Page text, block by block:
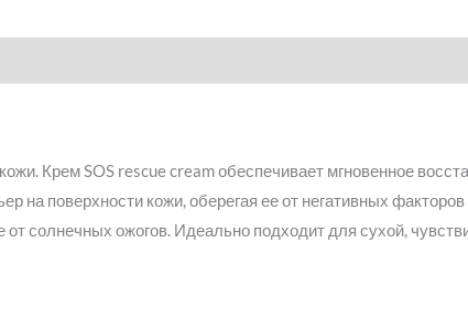
Крем SOS rescue cream обеспечивает мгновенное
на поверхности кожи, оберегая ее от негативных
от солнечных ожогов. Идеально подходит для сухой,